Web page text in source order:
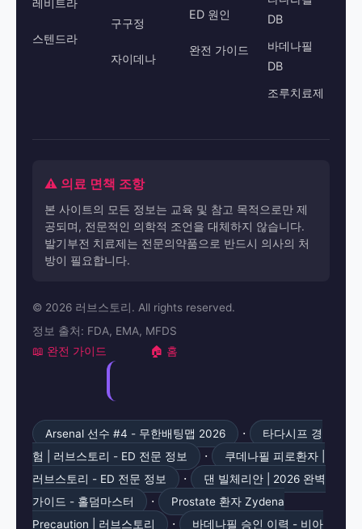
레비트라
스텐드라
구구정
자이데나
ED 원인
완전 가이드
DB
바데나필
DB
조루치료제
⚠️ 의료 면책 조항
본 사이트의 모든 정보는 교육 및 참고 목적으로만 제
공되며, 전문적인 의학적 조언을 대체하지 않습니다.
발기부전 치료제는 전문의약품으로 반드시 의사의 처
방이 필요합니다.
© 2026 러브스토리. All rights reserved.
정보 출처: FDA, EMA, MFDS
📖 완전 가이드 🏠 홈
Arsenal 선수 #4 - 무한배팅맵 2026 ·
타다시프 경
험 | 러브스토리 - ED 전문 정보
·
쿠데나필 피로환자 |
러브스토리 - ED 전문 정보
·
댄 빌체리안 | 2026 완벽
가이드 - 홀덤마스터
·
Prostate 환자 Zydena
Precaution | 러브스토리
· 바데나필 승인 이력 - 비아